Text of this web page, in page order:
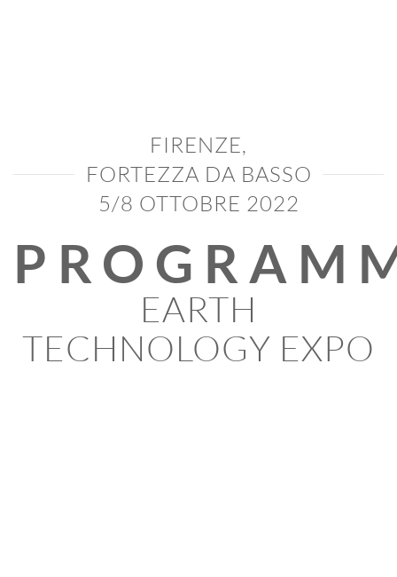
FIRENZE,
FORTEZZA DA BASSO
5/8 OTTOBRE 2022
EARTH
TECHNOLOGY EXPO